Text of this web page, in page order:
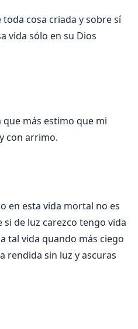
cosa criada y sobre sí
vida sólo en su Dios
que más estimo que mi
con arrimo.
en esta vida mortal no es
de luz carezco tengo vida
tal vida quando más ciego
rendida sin luz y ascuras